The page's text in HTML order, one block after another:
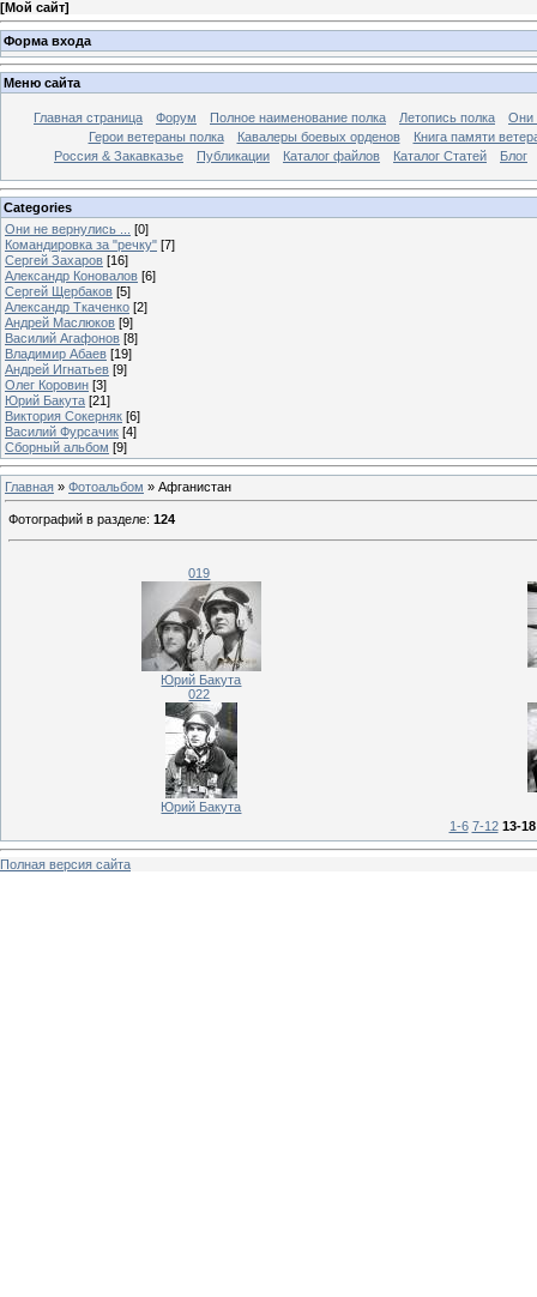
[Мой сайт]
Форма входа
Меню сайта
Главная страница Форум Полное наименование полка Летопись полка
Они
Герои ветераны полка
Кавалеры боевых орденов
Книга памяти
Россия & Закавказье
Публикации Каталог файлов Каталог Cтатей Блог
Categories
Они не вернулись ...
[0]
Командировка за "речку" [7]
Сергей Захаров [16]
Александр Коновалов [6]
Сергей Щербаков [5]
Александр Ткаченко [2]
Андрей Маслюков [9]
Василий Агафонов [8]
Владимир Абаев [19]
Андрей Игнатьев [9]
Олег Коровин [3]
Юрий Бакута [21]
Виктория Сокерняк [6]
Василий Фурсачик [4]
Сборный альбом [9]
Главная » Фотоальбом » Афганистан
Фотографий в разделе: 124
019
Юрий Бакута
022
Юрий Бакута
1-6 7-12 13-18
Полная версия сайта